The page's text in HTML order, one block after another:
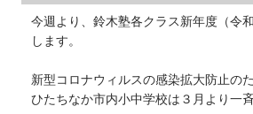
今週より、鈴木塾各クラス新年度（令
します。
新型コロナウィルスの感染拡大防止のた
ひたちなか市内小中学校は３月より一